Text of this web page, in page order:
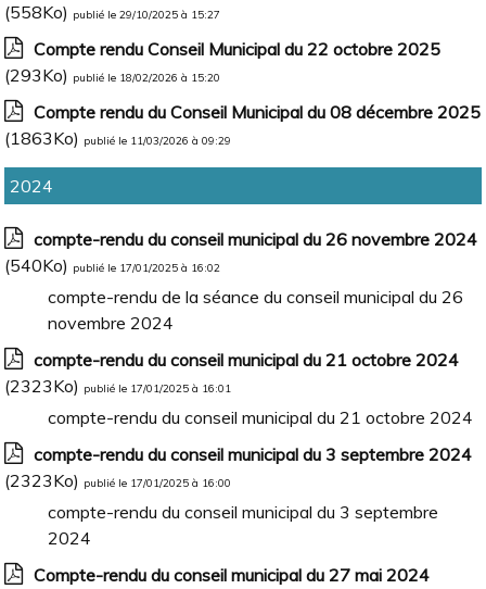
(558Ko) publié le 29/10/2025 à 15:27
Compte rendu Conseil Municipal du 22 octobre 2025
(293Ko) publié le 18/02/2026 à 15:20
Compte rendu du Conseil Municipal du 08 décembre 2025
(1863Ko) publié le 11/03/2026 à 09:29
2024
compte-rendu du conseil municipal du 26 novembre 2024
(540Ko) publié le 17/01/2025 à 16:02
compte-rendu de la séance du conseil municipal du 26
novembre 2024
compte-rendu du conseil municipal du 21 octobre 2024
(2323Ko) publié le 17/01/2025 à 16:01
compte-rendu du conseil municipal du 21 octobre 2024
compte-rendu du conseil municipal du 3 septembre 2024
(2323Ko) publié le 17/01/2025 à 16:00
compte-rendu du conseil municipal du 3 septembre
2024
Compte-rendu du conseil municipal du 27 mai 2024